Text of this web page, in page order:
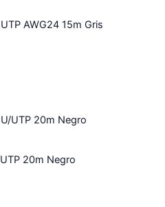
AWG24 15m Gris
20m Negro